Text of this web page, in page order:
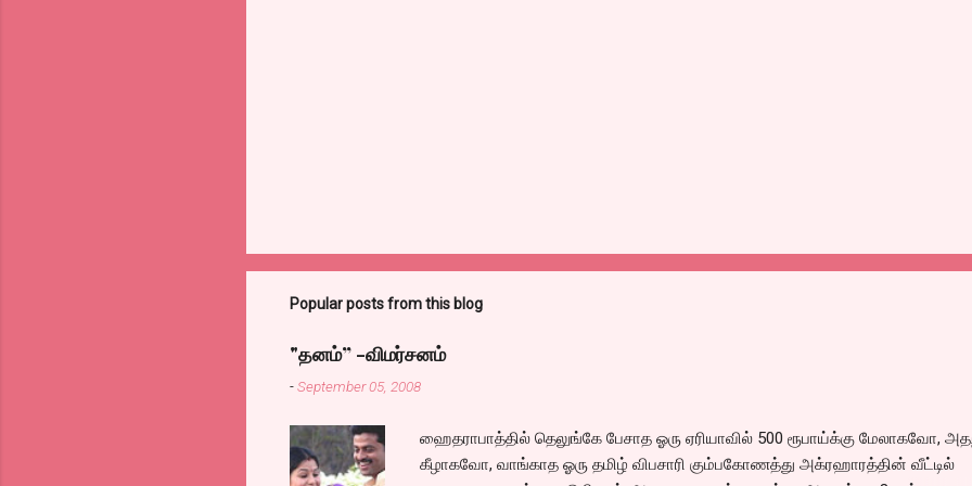
Popular posts from this blog
"தனம்” -விமர்சனம்
-September 05, 2008
ஹைதராபாத்தில் தெலுங்கே பேசாத ஓரு ஏரியாவில் 500 ரூபாய்க்கு மேலாகவோ,
கீழாகவோ, வாங்காத ஓரு தமிழ் விபசாரி கும்பகோணத்து அக்ரஹாரத்தின் வீட்டில்